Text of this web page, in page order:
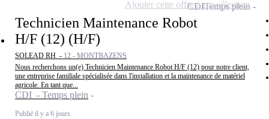
Technicien Maintenance Robot
H/F (12) (H/F)
SOLEAD RH - 12 - MONTBAZENS
Nous recherchons un(e) Technicien Maintenance Robot H/F (12) pour notre client,
une entreprise familiale spécialisée dans l'installation et la maintenance de matériel
agricole. En tant que...
CDI - Temps plein
Publié il y a 6 jours
CDITemps plein
Ajouter cette offre à ma sélection